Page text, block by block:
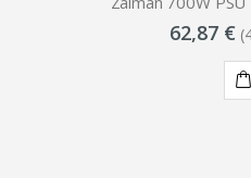
62,87 €